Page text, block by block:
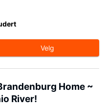
Velg
Home ~
River!